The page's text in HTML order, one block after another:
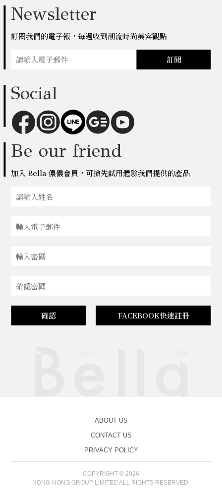
Newsletter
訂閱我們的電子報，每週收到潮流時尚美容觀點
訂閱
Social
Be our friend
加入 Bella 儂儂會員，可搶先試用體驗我們提供的產品
確認 FACEBOOK快速註冊
ABOUT US
CONTACT US
PRIVACY POLICY
COPYRIGHT © 2026
NONG-NONG GROUP LIMITED ALL RIGHTS RESERVED.